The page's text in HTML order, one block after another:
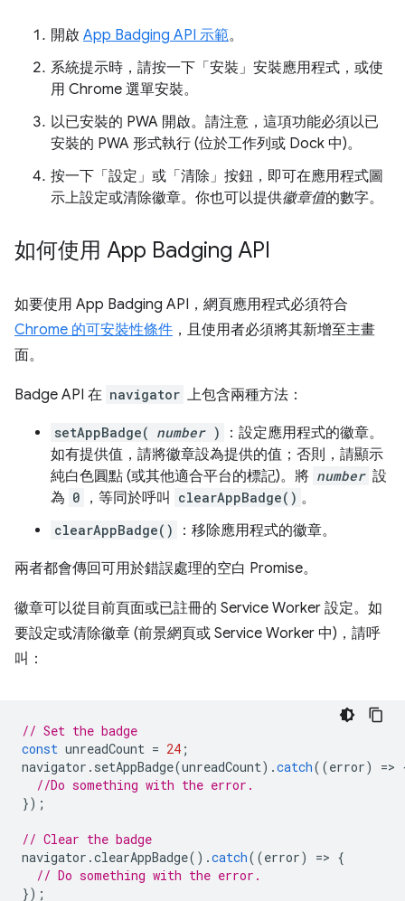
開啟 App Badging API 示範。
系統提示時，請按一下「安裝」 安裝應用程式，或使
用 Chrome 選單安裝。
以已安裝的 PWA 開啟。請注意，這項功能必須以已
安裝的 PWA 形式執行 (位於工作列或 Dock 中)。
按一下「設定」 或「清除」 按鈕，即可在應用程式圖
示上設定或清除徽章。你也可以提供徽章值的數字。
如何使用 App Badging API
如要使用 App Badging API，網頁應用程式必須符合
Chrome 的可安裝性條件 ，且使用者必須將其新增至主畫
面。
Badge API 在 navigator 上包含兩種方法：
setAppBadge( number )
：設定應用程式的徽章。
如有提供值，請將徽章設為提供的值；否則，請顯示
純白色圓點 (或其他適合平台的標記)。將 number 設
為 0 ，等同於呼叫 clearAppBadge() 。
clearAppBadge() ：移除應用程式的徽章。
兩者都會傳回可用於錯誤處理的空白 Promise。
徽章可以從目前頁面或已註冊的 Service Worker 設定。如
要設定或清除徽章 (前景網頁或 Service Worker 中)，請呼
叫：
// Set the badge
const unreadCount = 24 ;
navigator . setAppBadge(unreadCount).catch((error) =>
//Do something with the error.
});
// Clear the badge
navigator .clearAppBadge().catch((error) => {
// Do something with the error.
});